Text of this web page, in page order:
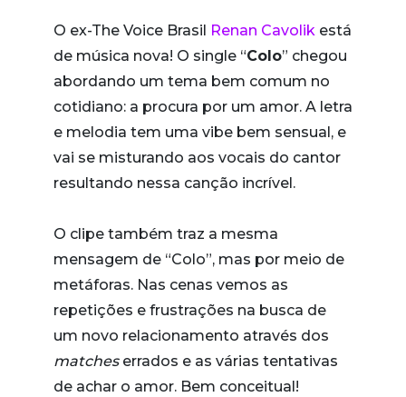
O ex-The Voice Brasil Renan Cavolik está
de música nova! O single “Colo” chegou
abordando um tema bem comum no
cotidiano: a procura por um amor. A letra
e melodia tem uma vibe bem sensual, e
vai se misturando aos vocais do cantor
resultando nessa canção incrível.
O clipe também traz a mesma
mensagem de “Colo”, mas por meio de
metáforas. Nas cenas vemos as
repetições e frustrações na busca de
um novo relacionamento através dos
matcheserrados e as várias tentativas
de achar o amor. Bem conceitual!